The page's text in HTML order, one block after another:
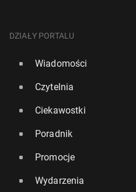
DZIAŁY PORTALU
Wiadomości
Czytelnia
Ciekawostki
Poradnik
Promocje
Wydarzenia